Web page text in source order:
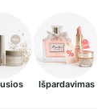
Išpardavimas